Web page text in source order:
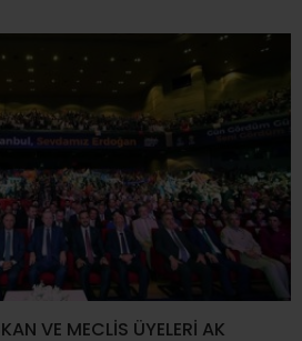
VE MECLİS ÜYELERİ AK